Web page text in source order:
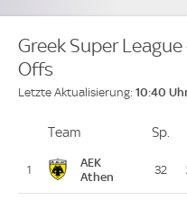
Greek Super
Offs
Letzte Aktualisierung: 10:40
PlatzTeam Sp.
1
AEK
Athen
32